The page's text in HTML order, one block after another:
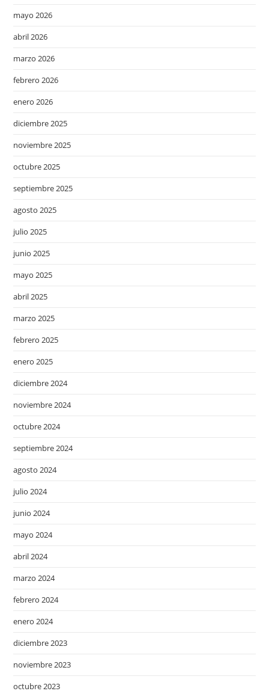
mayo 2026
abril 2026
marzo 2026
febrero 2026
enero 2026
diciembre 2025
noviembre 2025
octubre 2025
septiembre 2025
agosto 2025
julio 2025
junio 2025
mayo 2025
abril 2025
marzo 2025
febrero 2025
enero 2025
diciembre 2024
noviembre 2024
octubre 2024
septiembre 2024
agosto 2024
julio 2024
junio 2024
mayo 2024
abril 2024
marzo 2024
febrero 2024
enero 2024
diciembre 2023
noviembre 2023
octubre 2023